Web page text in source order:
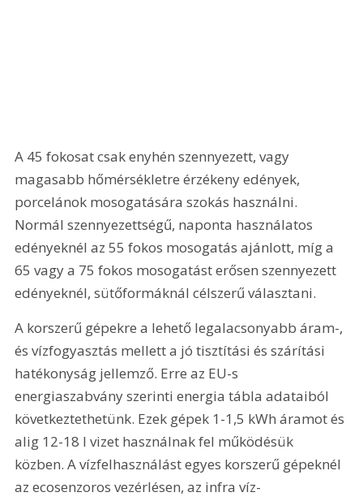
A 45 fokosat csak enyhén szennyezett, vagy
magasabb hőmérsékletre érzékeny edények,
porcelánok mosogatására szokás használni.
Normál szennyezettségű, naponta használatos
edényeknél az 55 fokos mosogatás ajánlott, míg a
65 vagy a 75 fokos mosogatást erősen szennyezett
edényeknél, sütőformáknál célszerű választani.
A korszerű gépekre a lehető legalacsonyabb áram-,
és vízfogyasztás mellett a jó tisztítási és szárítási
hatékonyság jellemző. Erre az EU-s
energiaszabvány szerinti energia tábla adataiból
következtethetünk. Ezek gépek 1-1,5 kWh áramot és
alig 12-18 l vizet használnak fel működésük
közben. A vízfelhasználást egyes korszerű gépeknél
az ecosenzoros vezérlésen, az infra víz-